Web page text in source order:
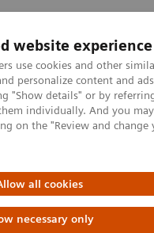
website experience
use cookies and other
personalize content and
"Show details" or by
individually. And you
on the "Review and
all cookies
necessary only
情報 Insights
影装置 Angio
Artis Q.zen
low-dose